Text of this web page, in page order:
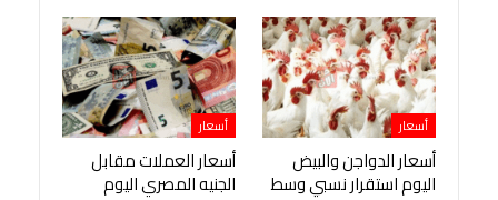
أسعار
أسعار الدواجن والبيض
اليوم استقرار نسبي وسط
أسعار
أسعار العملات مقابل
الجنيه المصري اليوم